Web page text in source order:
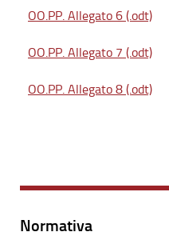
OO.PP. Allegato 6 (.odt)
OO.PP. Allegato 7 (.odt)
OO.PP. Allegato 8 (.odt)
Normativa